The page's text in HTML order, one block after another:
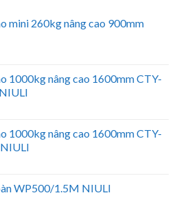
mini 260kg nâng cao 900mm
1000kg nâng cao 1600mm CTY-
1000kg nâng cao 1600mm CTY-
WP500/1.5M NIULI